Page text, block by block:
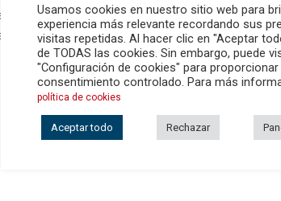
de
trabajadores y voluntarios de Cruz
CTSH DICIEMBRE 21, 2023
Usamos cookies en nuestro sitio web para
experiencia más relevante recordando sus
visitas repetidas. Al hacer clic en "Aceptar
de TODAS las cookies. Sin embargo, puede
"Configuración de cookies" para proporcionar
consentimiento controlado. Para más
política de cookies
Aceptar todo Rechazar